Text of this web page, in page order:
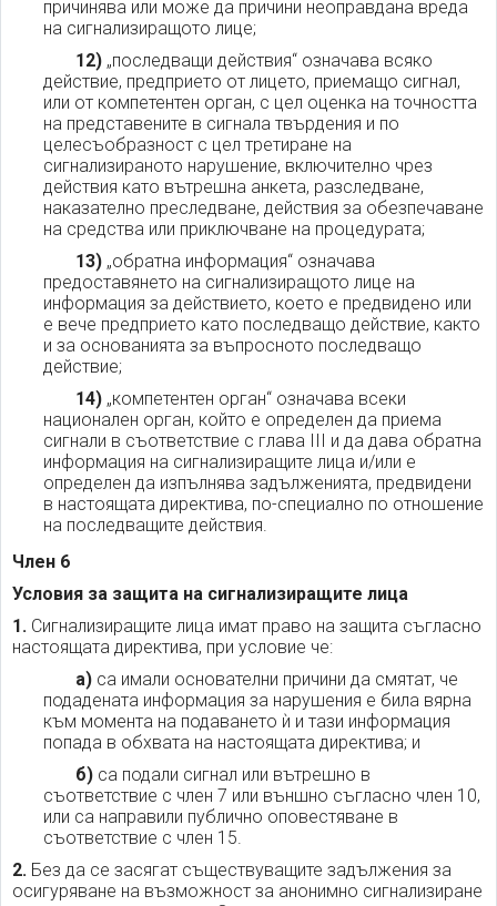
причинява или може да причини неоправдана вреда
на сигнализиращото лице;
12)„последващи действия“ означава всяко
действие, предприето от лицето, приемащо сигнал,
или от компетентен орган, с цел оценка на точността
на представените в сигнала твърдения и по
целесъобразност с цел третиране на
сигнализираното нарушение, включително чрез
действия като вътрешна анкета, разследване,
наказателно преследване, действия за обезпечаване
на средства или приключване на процедурата;
13)„обратна информация“ означава
предоставянето на сигнализиращото лице на
информация за действието, което е предвидено или
е вече предприето като последващо действие, както
и за основанията за въпросното последващо
действие;
14)„компетентен орган“ означава всеки
национален орган, който е определен да приема
сигнали в съответствие с глава III и да дава обратна
информация на сигнализиращите лица и/или е
определен да изпълнява задълженията, предвидени
в настоящата директива, по-специално по отношение
на последващите действия.
Член 6
Условия за защита на сигнализиращите лица
1. Сигнализиращите лица имат право на защита съгласно
настоящата директива, при условие че:
а)са имали основателни причини да смятат, че
подадената информация за нарушения е била вярна
към момента на подаването ѝ и тази информация
попада в обхвата на настоящата директива; и
б)са подали сигнал или вътрешно в
съответствие с член 7 или външно съгласно член 10,
или са направили публично оповестяване в
съответствие с член 15.
2. Без да се засягат съществуващите задължения за
осигуряване на възможност за анонимно сигнализиране